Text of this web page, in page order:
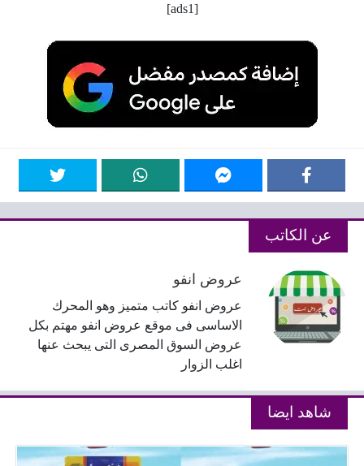
[ads1]
عن الكاتب
عروض انفو
عروض انفو كاتب متميز وهو المحرك
الاساسى فى موقع عروض انفو مهتم بكل
عروض السوق المصرى التى يبحث عنها
اغلب الزوار
شاهد ايضا